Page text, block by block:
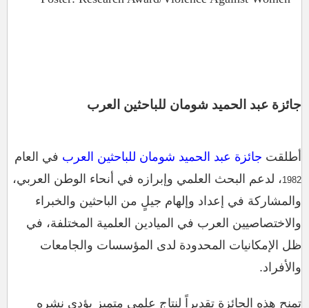
جائزة عبد الحميد شومان للباحثين العرب
أطلقت جائزة عبد الحميد شومان للباحثين العرب في العام
1982، لدعم البحث العلمي وإبرازه في أنحاء الوطن العربي،
والمشاركة في إعداد وإلهام جيلٍ من الباحثين والخبراء
والاختصاصيين العرب في الميادين العلمية المختلفة، في
ظل الإمكانيات المحدودة لدى المؤسسات والجامعات
والأفراد.
تمنح هذه الجائزة تقديراً لنتاج علمي متميز يؤدي نشره